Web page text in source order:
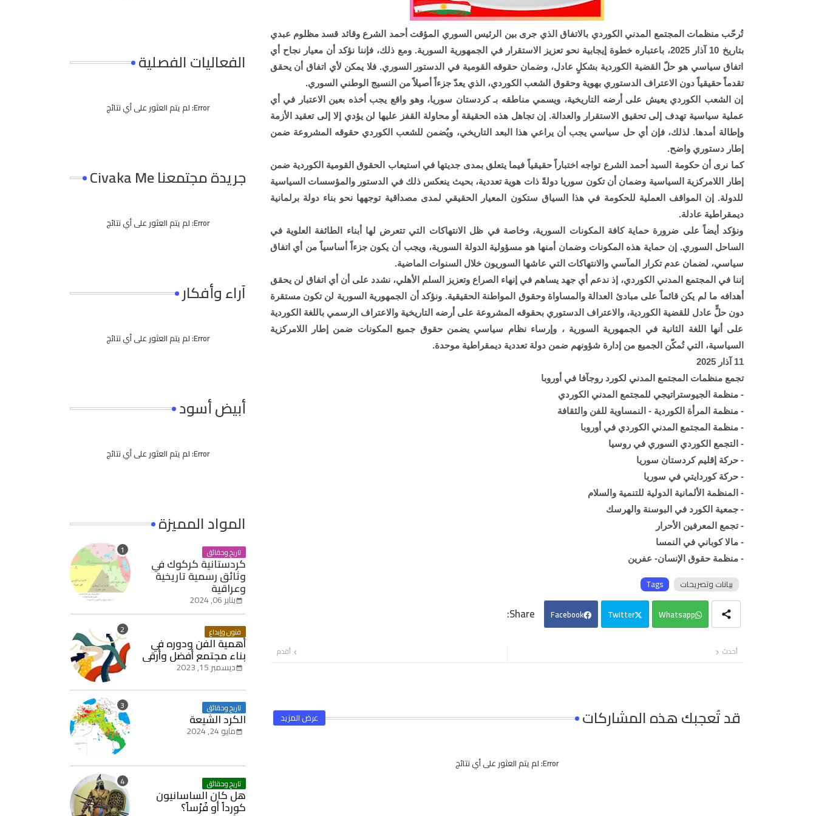
تُرحّب منظمات المجتمع المدني الكوردي بالاتفاق الذي جرى بين الرئيس السوري المؤقت أحمد الشرع وقائد قسد مظلوم عبدي
بتاريخ 10 آذار 2025، باعتباره خطوة إيجابية نحو تعزيز الاستقرار في الجمهورية السورية. ومع ذلك، فإننا نؤكد أن معيار نجاح أي
اتفاق سياسي هو حلّ القضية الكوردية بشكلٍ عادل، وضمان حقوقه القومية في الدستور السوري. فلا يمكن لأي اتفاق أن يحقق
تقدماً حقيقياً دون الاعتراف الدستوري بهوية وحقوق الشعب الكوردي، الذي يعدّ جزءاً أصيلاً من النسيج الوطني السوري.
إن الشعب الكوردي يعيش على أرضه التاريخية، ويسمي مناطقه بـ كردستان سوريا، وهو واقع يجب أخذه بعين الاعتبار في أي
عملية سياسية تهدف إلى تحقيق الاستقرار والعدالة. إن تجاهل هذه الحقيقة أو محاولة القفز عليها لن يؤدي إلا إلى تعقيد الأزمة
وإطالة أمدها. لذلك، فإن أي حل سياسي يجب أن يراعي هذا البعد التاريخي، ويُضمن للشعب الكوردي حقوقه المشروعة ضمن
إطار دستوري واضح.
كما نرى أن حكومة السيد أحمد الشرع تواجه اختباراً حقيقياً فيما يتعلق بمدى جديتها في استيعاب الحقوق القومية الكوردية ضمن
إطار اللامركزية السياسية وضمان أن تكون سوريا دولةً ذات هوية تعددية، بحيث ينعكس ذلك في الدستور والمؤسسات السياسية
للدولة. إن المواقف العملية للحكومة في هذا السياق ستكون المعيار الحقيقي لمدى مصداقية توجهها نحو بناء دولة برلمانية
ديمقراطية عادلة.
ونؤكد أيضاً على ضرورة حماية كافة المكونات السورية، وخاصة في ظل الانتهاكات التي تتعرض لها أبناء الطائفة العلوية في
الساحل السوري. إن حماية هذه المكونات وضمان أمنها هو مسؤولية الدولة السورية، ويجب أن يكون جزءاً أساسياً من أي اتفاق
سياسي، لضمان عدم تكرار المآسي والانتهاكات التي عاشها السوريون خلال السنوات الماضية.
إننا في المجتمع المدني الكوردي، إذ ندعم أي جهد يساهم في إنهاء الصراع وتعزيز السلم الأهلي، نشدد على أن أي اتفاق لن يحقق
أهدافه ما لم يكن قائماً على مبادئ العدالة والمساواة وحقوق المواطنة الحقيقية. ونؤكد أن الجمهورية السورية لن تكون مستقرة
دون حلٍّ عادل للقضية الكوردية، والاعتراف الدستوري بحقوقه المشروعة على أرضه التاريخية والاعتراف الرسمي باللغة الكوردية
على أنها اللغة الثانية في الجمهورية السورية ، وإرساء نظام سياسي يضمن حقوق جميع المكونات ضمن إطار اللامركزية
السياسية، التي تُمكّن الجميع من إدارة شؤونهم ضمن دولة تعددية ديمقراطية موحدة.
11 آذار 2025
تجمع منظمات المجتمع المدني لكورد روجآفا في أوروبا
- منظمة الجيوستراتيجي للمجتمع المدني الكوردي
- منظمة المرأة الكوردية - النمساوية للفن والثقافة
- منظمة المجتمع المدني الكوردي في أوروبا
- التجمع الكوردي السوري في روسيا
- حركة إقليم كردستان سوريا
- حركة كوردايتي في سوريا
- المنظمة الألمانية الدولية للتنمية والسلام
- جمعية الكورد في البوسنة والهرسك
- تجمع المعرفين الأحرار
- مالا كوباني في النمسا
- منظمة حقوق الإنسان- عفرين
Tags بيانات وتصريحات
Facebook Twitter Whatsapp
أحدث أقدم
قد تُعجبك هذه المشاركات عرض المزيد
Error: لم يتم العثور على أي نتائج
الفعاليات الفصلية
Error: لم يتم العثور على أي نتائج
جريدة مجتمعنا Civaka Me
Error: لم يتم العثور على أي نتائج
آراء وأفكار
Error: لم يتم العثور على أي نتائج
أبيض أسود
Error: لم يتم العثور على أي نتائج
المواد المميزة
تاريخ وحقائق
كردستانية كركوك في
وثائق رسمية تاريخية
وعراقية
يناير 06, 2024
فنون وإبداع
أهمية الفن ودوره في
بناء مجتمع أفضل وأرقى
ديسمبر 15, 2023
تاريخ وحقائق
الكرد الشيعة
مايو 24, 2024
تاريخ وحقائق
هل كان الساسانيون
كورداً أو فُرْساً؟